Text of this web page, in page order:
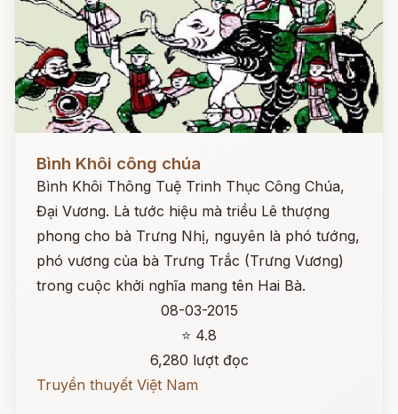
Bình Khôi công chúa
Bình Khôi Thông Tuệ Trinh Thục Công Chúa,
Đại Vương. Là tước hiệu mà triều Lê thượng
phong cho bà Trưng Nhị, nguyên là phó tướng,
phó vương của bà Trưng Trắc (Trưng Vương)
trong cuộc khởi nghĩa mang tên Hai Bà.
08-03-2015
⭐ 4.8
6,280 lượt đọc
Truyền thuyết Việt Nam